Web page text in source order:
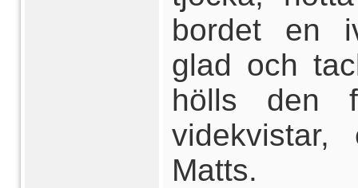
bordet en
glad och
hölls den
Matts.